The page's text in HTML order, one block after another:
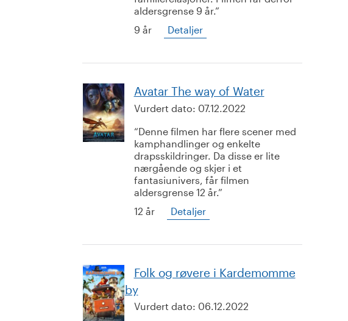
aldersgrense 9 år.
9 år
Detaljer
Avatar The way of Water
Vurdert dato: 07.12.2022
Denne filmen har flere scener med
kamphandlinger og enkelte
drapsskildringer. Da disse er lite
nærgående og skjer i et
fantasiunivers, får filmen
aldersgrense 12 år.
12 år
Detaljer
Folk og røvere i Kardemomme
by
Vurdert dato: 06.12.2022